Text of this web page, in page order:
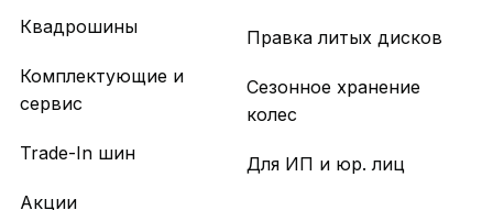
Квадрошины
Комплектующие и
сервис
Trade-In шин
Акции
Правка литых дисков
Сезонное хранение
колес
Для ИП и юр. лиц